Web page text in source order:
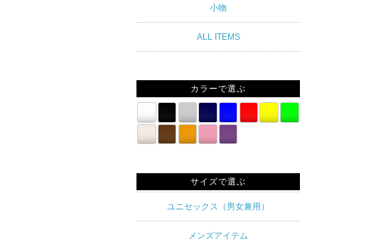
小物
ALL ITEMS
カラーで選ぶ
サイズで選ぶ
ユニセックス（男女兼用）
メンズアイテム